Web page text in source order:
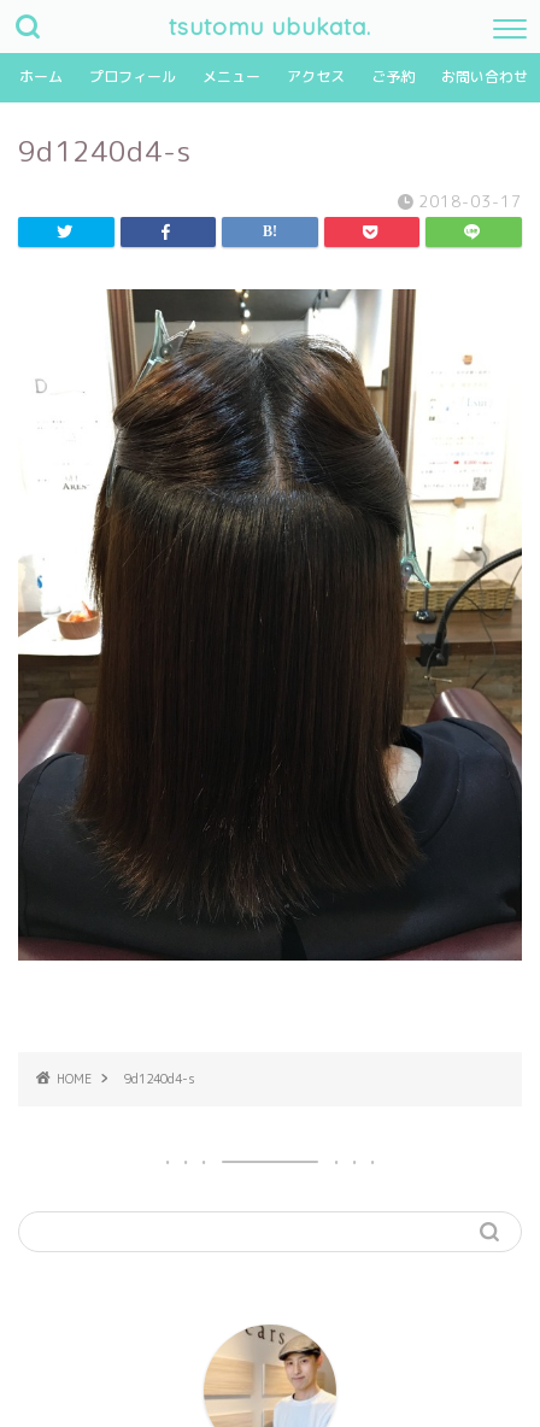
tsutomu ubukata.
ホーム プロフィール メニュー アクセス ご予約 お問い合わせ
9d1240d4-s
2018-03-17
HOME 9d1240d4-s